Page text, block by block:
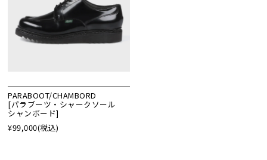
PARABOOT/CHAMBORD
[パラブーツ・シャークソール
シャンボード]
¥99,000(税込)